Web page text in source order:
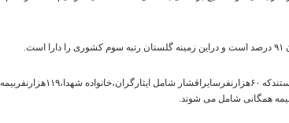
کمانگری بیان کرد: یک میلیون و۱۵۸ هزار جمعیت استان تحت پوشش بیمه سلامت هستندکه ۶۰هزارنفرسایراقشار شامل ایثارگران،خانواده شهدا،۱۱۹هزارنفربیمه